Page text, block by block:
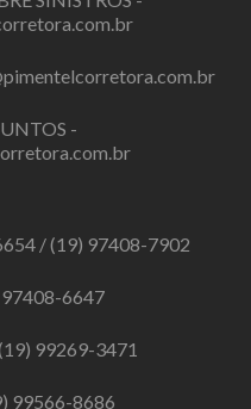
-
/(19) 97408-7902
6647
99269-3471
99566-8686